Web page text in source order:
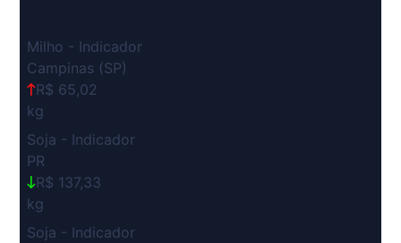
Milho - Indicador
Campinas (SP)
R$ 65,02
kg
Soja - Indicador
PR
R$ 137,33
kg
Soja - Indicador